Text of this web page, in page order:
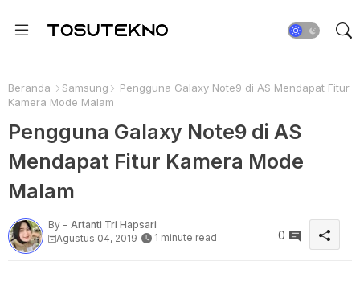
Beranda Samsung
Pengguna Galaxy Note9 di AS Mendapat Fitur
Kamera Mode Malam
Pengguna Galaxy Note9 di AS
Mendapat Fitur Kamera Mode
Malam
By - Artanti Tri Hapsari
Agustus 04, 2019
1 minute read 0